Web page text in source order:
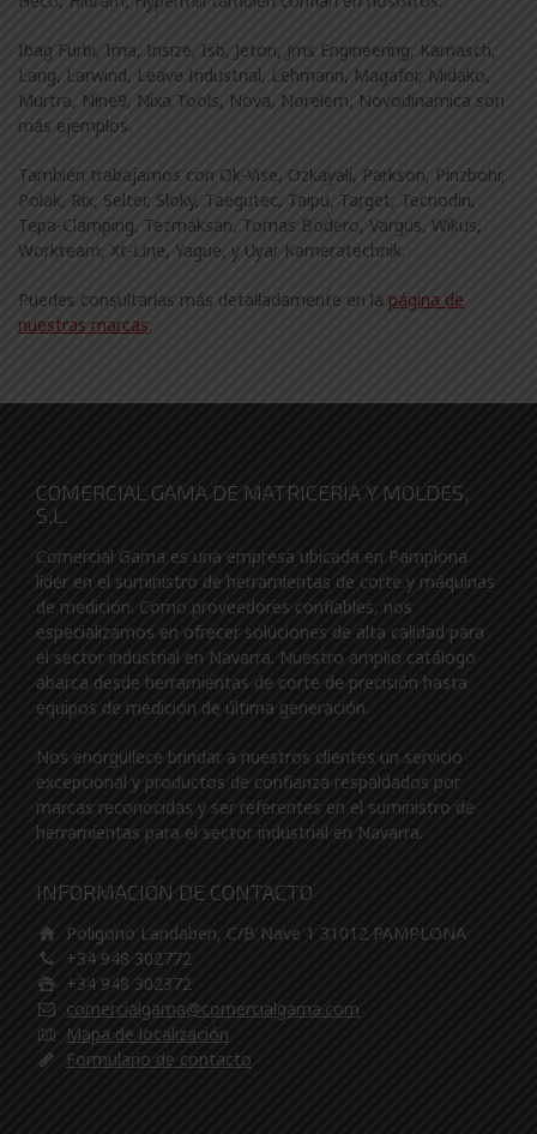
Ibag Furbi, Ima, Insize, Isb, Jeton, Jms Engineering, Karnasch,
Lang, Larwind, Leave Industrial, Lehmann, Magafor, Midako,
Murtra, Nine9, Nixa Tools, Nova, Norelem, Novodinamica son
más ejemplos.
También trabajamos con Ok-Vise, Ozkayali, Parkson, Pinzbohr,
Polak, Rix, Selter, Sloky, Taegutec, Taipu, Target, Tecnodin,
Tepa-Clamping, Tezmaksan, Tomas Bodero, Vargus, Wikus,
Workteam, Xt-Line, Yague, y Uyar Kameratechnik.
Puedes consultarlas más detalladamente en la página de
nuestras marcas.
COMERCIAL GAMA DE MATRICERIA Y MOLDES,
S.L.
Comercial Gama es una empresa ubicada en Pamplona
líder en el suministro de herramientas de corte y máquinas
de medición. Como proveedores confiables, nos
especializamos en ofrecer soluciones de alta calidad para
el sector industrial en Navarra. Nuestro amplio catálogo
abarca desde herramientas de corte de precisión hasta
equipos de medición de última generación.
Nos enorgullece brindar a nuestros clientes un servicio
excepcional y productos de confianza respaldados por
marcas reconocidas y ser referentes en el suministro de
herramientas para el sector industrial en Navarra.
INFORMACIÓN DE CONTACTO
Poligono Landaben, C/B Nave 1 31012 PAMPLONA
+34 948 302772
+34 948 302372
comercialgama@comercialgama.com
Mapa de localización
Formulario de contacto